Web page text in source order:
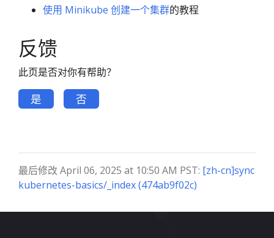
使用 Minikube 创建一个集群的教程
反馈
此页是否对你有帮助？
是 否
最后修改 April 06, 2025 at 10:50 AM PST: [zh-cn]sync
kubernetes-basics/_index (474ab9f02c)